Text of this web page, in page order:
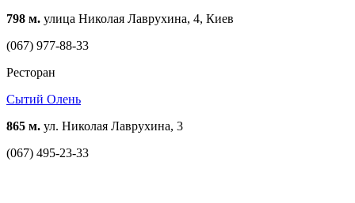
798 м. улица Николая Лаврухина, 4, Киев
(067) 977-88-33
Ресторан
Сытий Олень
865 м. ул. Николая Лаврухина, 3
(067) 495-23-33